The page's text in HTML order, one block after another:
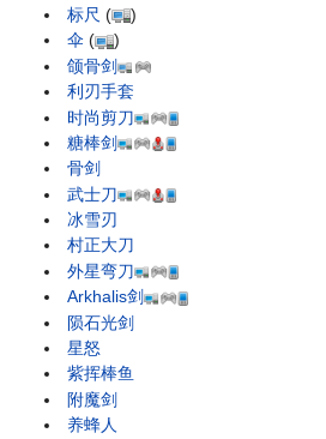
标尺 (
)
伞 (
)
颌骨剑
利刃手套
时尚剪刀
糖棒剑
骨剑
武士刀
冰雪刃
村正大刀
外星弯刀
Arkhalis剑
陨石光剑
星怒
紫挥棒鱼
附魔剑
养蜂人